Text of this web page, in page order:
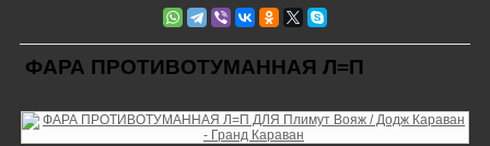
ФАРА ПРОТИВОТУМАННАЯ Л=П